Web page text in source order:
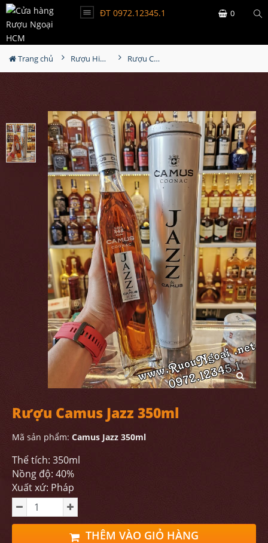
ĐT 0972.12345.1 0
Trang chủ Rượu Hiếm - Cũ Rượu Camus Jazz 350ml
Rượu Camus Jazz 350ml
Mã sản phẩm: Camus Jazz 350ml
Thể tích: 350ml
Nồng độ: 40%
Xuất xứ: Pháp
THÊM VÀO GIỎ HÀNG